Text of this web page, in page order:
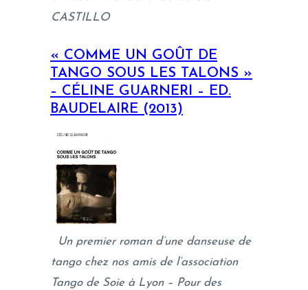
CASTILLO
« COMME UN GOÛT DE
TANGO SOUS LES TALONS »
– CÉLINE GUARNERI – ED.
BAUDELAIRE (2013)
Un premier roman d’une danseuse de
tango chez nos amis de l’association
Tango de Soie à Lyon – Pour des